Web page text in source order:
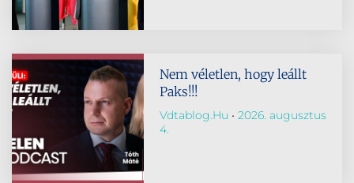
Nem véletlen, hogy leállt
Paks!!!
Vdtablog.hu
2026. augusztus
4.